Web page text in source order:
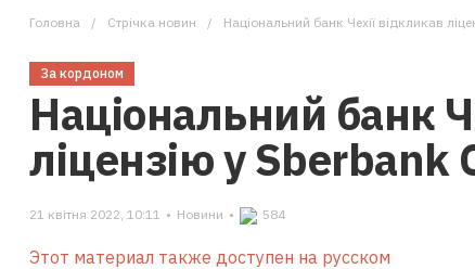
Головна Стрічка новин Національний банк Чехії відкликав
За кордоном
Національний банк
ліцензію у Sberbank
21 квітня 2022, 10:11 • Новини • 584
Этот материал также доступен на русском